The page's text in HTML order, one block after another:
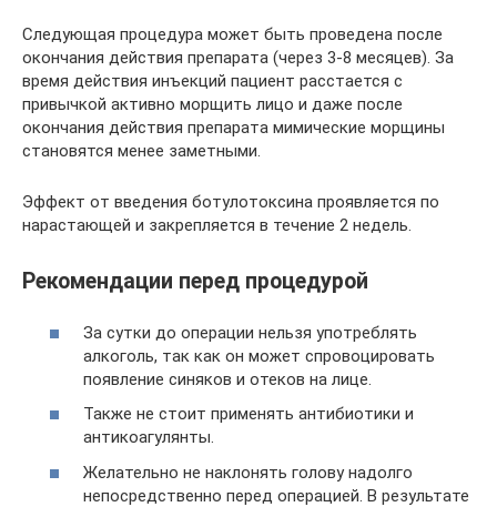
Следующая процедура может быть проведена после
окончания действия препарата (через 3-8 месяцев). За
время действия инъекций пациент расстается с
привычкой активно морщить лицо и даже после
окончания действия препарата мимические морщины
становятся менее заметными.
Эффект от введения ботулотоксина проявляется по
нарастающей и закрепляется в течение 2 недель.
Рекомендации перед процедурой
За сутки до операции нельзя употреблять
алкоголь, так как он может спровоцировать
появление синяков и отеков на лице.
Также не стоит применять антибиотики и
антикоагулянты.
Желательно не наклонять голову надолго
непосредственно перед операцией. В результате